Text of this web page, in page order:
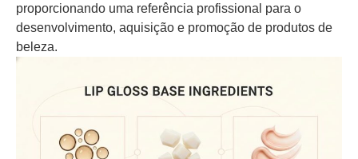
proporcionando uma referência profissional para o
desenvolvimento, aquisição e promoção de produtos de
beleza.